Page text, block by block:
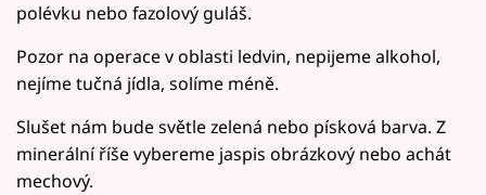
polévku nebo fazolový guláš.
Pozor na operace v oblasti ledvin, nepijeme alkohol,
nejíme tučná jídla, solíme méně.
Slušet nám bude světle zelená nebo písková barva. Z
minerální říše vybereme jaspis obrázkový nebo achát
mechový.